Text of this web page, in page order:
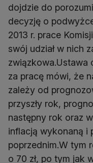
dojdzie do
decyzję o
2013 r. prace
swój udział w nich
związkowa.Ustawa
za pracę mówi, że
zależy od
przyszły rok,
następny rok oraz
inflacją wykonaną i
poprzednim.W tym
o 70 zł, po tym jak